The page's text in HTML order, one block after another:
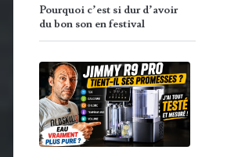
Pourquoi c’est si dur d’avoir
du bon son en festival